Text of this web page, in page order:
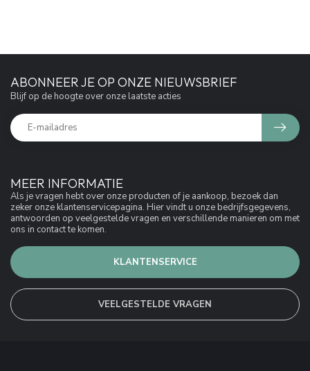
MEER INFORMATIE
Als je vragen hebt over onze producten of je aankoop, bezoek dan
zeker onze klantenservicepagina. Hier vindt u onze bedrijfsgegevens,
antwoorden op veelgestelde vragen en verschillende manieren om met
ons in contact te komen.
KLANTENSERVICE
VEELGESTELDE VRAGEN
ABONNEER JE OP ONZE NIEUWSBRIEF
Blijf op de hoogte over onze laatste acties